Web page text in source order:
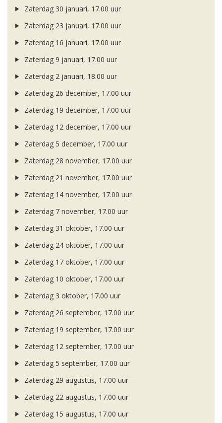
Zaterdag 30 januari, 17.00 uur
Zaterdag 23 januari, 17.00 uur
Zaterdag 16 januari, 17.00 uur
Zaterdag 9 januari, 17.00 uur
Zaterdag 2 januari, 18.00 uur
Zaterdag 26 december, 17.00 uur
Zaterdag 19 december, 17.00 uur
Zaterdag 12 december, 17.00 uur
Zaterdag 5 december, 17.00 uur
Zaterdag 28 november, 17.00 uur
Zaterdag 21 november, 17.00 uur
Zaterdag 14 november, 17.00 uur
Zaterdag 7 november, 17.00 uur
Zaterdag 31 oktober, 17.00 uur
Zaterdag 24 oktober, 17.00 uur
Zaterdag 17 oktober, 17.00 uur
Zaterdag 10 oktober, 17.00 uur
Zaterdag 3 oktober, 17.00 uur
Zaterdag 26 september, 17.00 uur
Zaterdag 19 september, 17.00 uur
Zaterdag 12 september, 17.00 uur
Zaterdag 5 september, 17.00 uur
Zaterdag 29 augustus, 17.00 uur
Zaterdag 22 augustus, 17.00 uur
Zaterdag 15 augustus, 17.00 uur